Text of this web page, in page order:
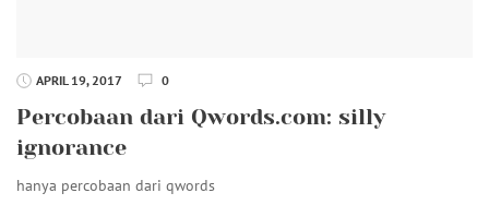
APRIL 19, 2017 0
Percobaan dari Qwords.com: silly
ignorance
hanya percobaan dari qwords